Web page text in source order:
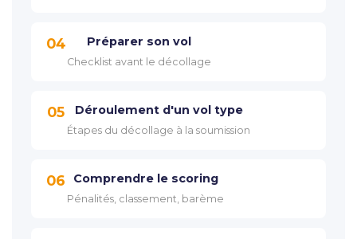
04 Préparer son vol
Checklist avant le décollage
05 Déroulement d'un vol type
Étapes du décollage à la soumission
06 Comprendre le scoring
Pénalités, classement, barème